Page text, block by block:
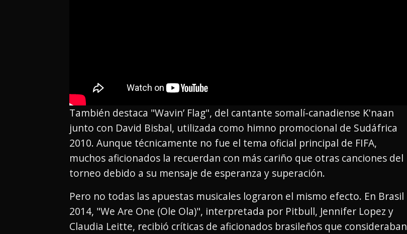
También destaca "Wavin’ Flag", del cantante somalí-canadiense K'naan
junto con David Bisbal, utilizada como himno promocional de Sudáfrica
2010. Aunque técnicamente no fue el tema oficial principal de FIFA,
muchos aficionados la recuerdan con más cariño que otras canciones del
torneo debido a su mensaje de esperanza y superación.
Pero no todas las apuestas musicales lograron el mismo efecto. En Brasil
2014, "We Are One (Ole Ola)", interpretada por Pitbull, Jennifer Lopez y
Claudia Leitte, recibió críticas de aficionados brasileños que consideraban